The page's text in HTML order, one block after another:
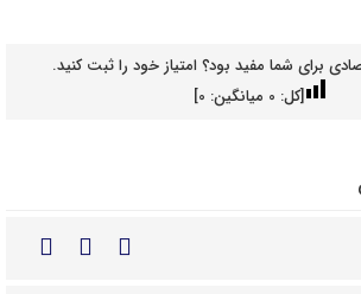
برای شما مفید بود؟ امتیاز خود را ثبت کنید.
[کل: 0میانگین: 0
]